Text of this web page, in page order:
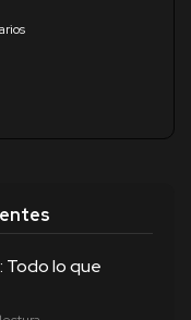
Todo lo que